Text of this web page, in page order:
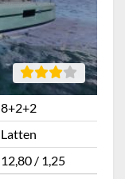
8+2+2
Latten
12,80 / 1,25